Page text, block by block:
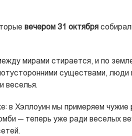
вечером 31 октября
мирами стирается, и по
существами, люди
веселья.
в Хэллоуин мы примеряем чужие
— теперь уже ради веселых